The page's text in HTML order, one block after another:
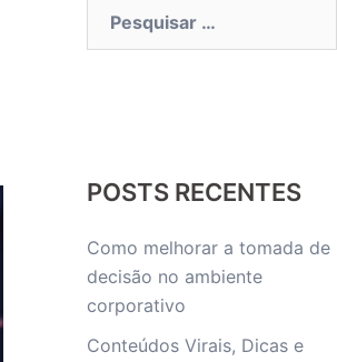
POSTS RECENTES
Como melhorar a tomada de
decisão no ambiente
corporativo
Conteúdos Virais, Dicas e